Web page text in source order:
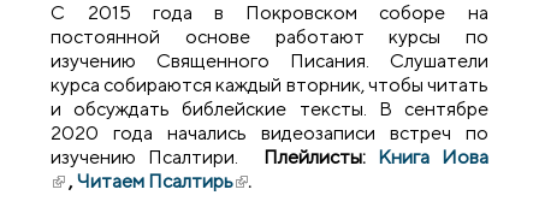
С 2015 года в Покровском соборе на
постоянной основе работают курсы по
изучению Священного Писания. Слушатели
курса собираются каждый вторник, чтобы читать
и обсуждать библейские тексты. В сентябре
2020 года начались видеозаписи встреч по
изучению Псалтири.
Плейлисты:
Книга Иова
(внешняя ссылка)
,Читаем Псалтирь(внешняя ссылка)
.